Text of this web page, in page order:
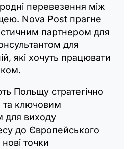
перевезення між
Nova Post прагне
партнером для
для
які хочуть працювати
Польщу стратегічно
ключовим
для виходу
до Європейського
точки